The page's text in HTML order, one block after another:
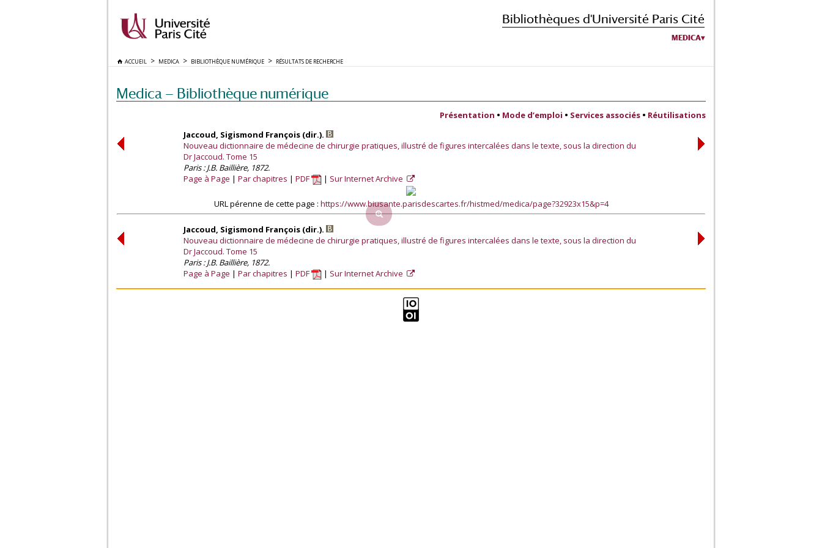
Bibliothèques d'Université Paris Cité
MEDICA
ACCUEIL MEDICA BIBLIOTHÈQUE NUMÉRIQUE RÉSULTATS DE RECHERCHE
Medica — Bibliothèque numérique
Présentation • Mode d’emploi • Services associés • Réutilisations
Jaccoud, Sigismond François (dir.).
Nouveau dictionnaire de médecine de chirurgie pratiques, illustré de figures intercalées dans le texte, sous la direction du
Dr Jaccoud. Tome 15
Paris : J.B. Baillière, 1872.
Page à Page
Par chapitres PDF Sur Internet Archive
URL pérenne de cette page : https://www.biusante.parisdescartes.fr/histmed/medica/page?32923x15&p=4
Jaccoud, Sigismond François (dir.).
Nouveau dictionnaire de médecine de chirurgie pratiques, illustré de figures intercalées dans le texte, sous la direction du
Dr Jaccoud. Tome 15
Paris : J.B. Baillière, 1872.
Page à Page
Par chapitres PDF Sur Internet Archive